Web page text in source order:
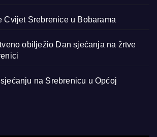
Cvijet Srebrenice u Bobarama
obilježio Dan sjećanja na žrtve
na Srebrenicu u Općoj